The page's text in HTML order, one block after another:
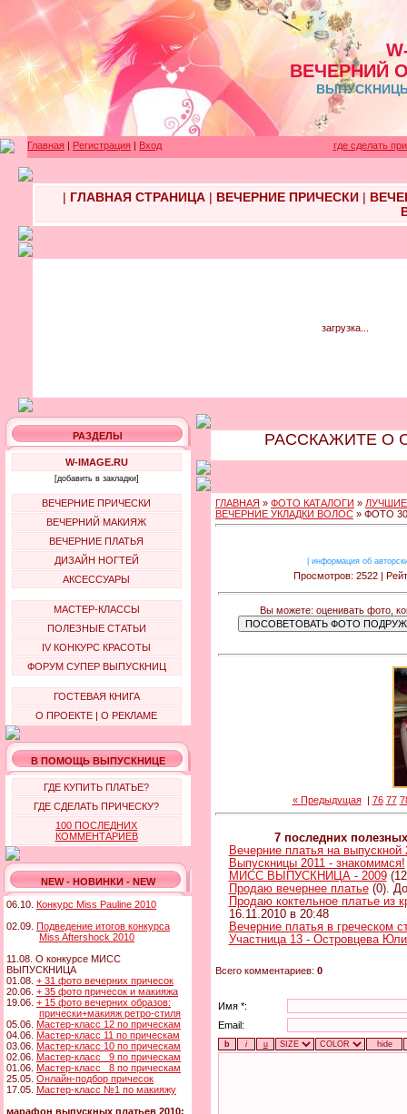
ВЕЧЕРНИЙ
Главная | Регистрация | Вход где сделать
| ГЛАВНАЯ СТРАНИЦА| ВЕЧЕРНИЕ ПРИЧЕСКИ|
загрузка...
РАЗДЕЛЫ
W-IMAGE.RU
[добавить в закладки]
ВЕЧЕРНИЕ ПРИЧЕСКИ
ВЕЧЕРНИЙ МАКИЯЖ
ВЕЧЕРНИЕ ПЛАТЬЯ
ДИЗАЙН НОГТЕЙ
АКСЕССУАРЫ
МАСТЕР-КЛАССЫ
ПОЛЕЗНЫЕ СТАТЬИ
IV КОНКУРС КРАСОТЫ
ФОРУМ СУПЕР ВЫПУСКНИЦ
ГОСТЕВАЯ КНИГА
О ПРОЕКТЕ | О РЕКЛАМЕ
В ПОМОЩЬ ВЫПУСКНИЦЕ
ГДЕ КУПИТЬ ПЛАТЬЕ?
ГДЕ СДЕЛАТЬ ПРИЧЕСКУ?
100 ПОСЛЕДНИХ
КОММЕНТАРИЕВ
NEW - НОВИНКИ - NEW
06.10. Конкурс Miss Pauline 2010
02.09. Подведение итогов конкурса
Miss Aftershock 2010
11.08. О конкурсе МИСС
ВЫПУСКНИЦА
01.08. + 31 фото вечерних причесок
20.06. + 35 фото причесок и макияжа
19.06. + 15 фото вечерних образов:
прически+макияж ретро-стиля
05.06. Мастер-класс 12 по прическам
04.06. Мастер-класс 11 по прическам
03.06. Мастер-класс 10 по прическам
02.06. Мастер-класс 9 по прическам
01.06. Мастер-класс 8 по прическам
25.05. Онлайн-подбор причесок
17.05. Мастер-класс №1 по макияжу
марафон выпускных платьев 2010:
РАССКАЖИТЕ О
ГЛАВНАЯ » ФОТО КАТАЛОГИ »
ВЕЧЕРНИЕ УКЛАДКИ ВОЛОС » ФОТО 30
информация об
Просмотров: 2522 |
Вы можете: оценивать фото,
« Предыдущая| 76 77
7 последних
Вечерние платья на выпускной
Выпускницы 2011 - знакомимся!
МИСС ВЫПУСКНИЦА - 2009
Продаю вечернее платье(0).
Продаю коктельное платье из
16.11.2010 в 20:48
Вечерние платья в греческом
Участница 13 - Островцева
Всего комментариев: 0
Имя *:
Email: